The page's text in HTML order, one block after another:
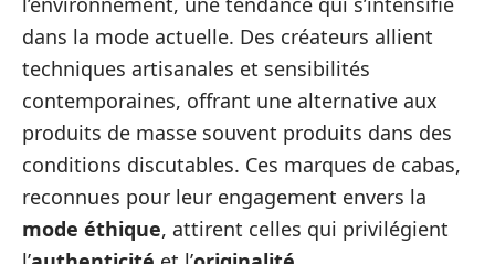
dans la mode actuelle. Des créateurs allient
techniques artisanales et sensibilités
contemporaines, offrant une alternative aux
produits de masse souvent produits dans des
conditions discutables. Ces marques de cabas,
reconnues pour leur engagement envers la
mode éthique, attirent celles qui privilégient